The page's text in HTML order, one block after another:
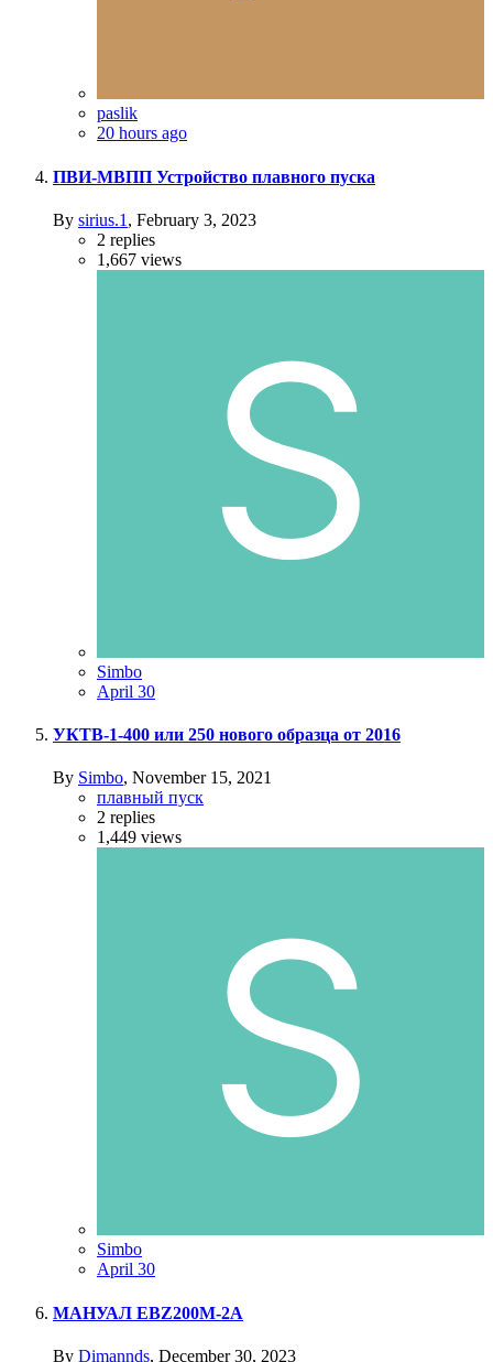
paslik
20 hours ago
ПВИ-МВПП Устройство плавного пуска
By sirius.1 , February 3, 2023
2 replies
1,667 views
Simbo
April 30
УКТВ-1-400 или 250 нового образца от 2016
By Simbo, November 15, 2021
плавный пуск
2 replies
1,449 views
Simbo
April 30
МАНУАЛ EBZ200M-2A
By Dimannds, December 30, 2023